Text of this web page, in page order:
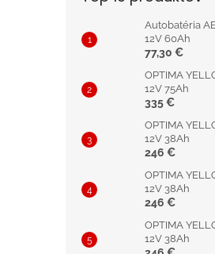
Autobatéria
12V 60Ah
77,30 €
OPTIMA
12V 75Ah
335 €
OPTIMA
12V 38Ah
246 €
OPTIMA
12V 38Ah
246 €
OPTIMA
12V 38Ah